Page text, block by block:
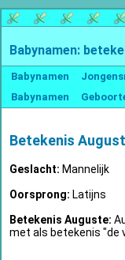
Babynamen:
Babynamen
Babynamen
Betekenis
Geslacht: Mannelijk
Oorsprong: Latijns
Betekenis Auguste:
met als betekenis "de